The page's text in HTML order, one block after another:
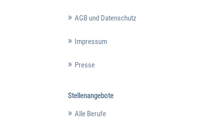
AGB und Datenschutz
Impressum
Presse
Stellenangebote
Alle Berufe